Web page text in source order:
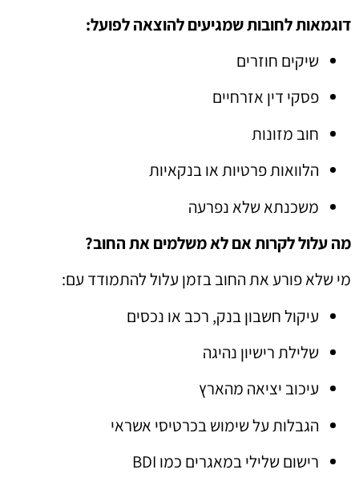
דוגמאות לחובות שמגיעים להוצאה לפועל:
שיקים חוזרים
פסקי דין אזרחיים
חוב מזונות
הלוואות פרטיות או בנקאיות
משכנתא שלא נפרעה
מה עלול לקרות אם לא משלמים את החוב?
מי שלא פורע את החוב בזמן עלול להתמודד עם:
עיקול חשבון בנק, רכב או נכסים
שלילת רישיון נהיגה
עיכוב יציאה מהארץ
הגבלות על שימוש בכרטיסי אשראי
רישום שלילי במאגרים כמו BDI